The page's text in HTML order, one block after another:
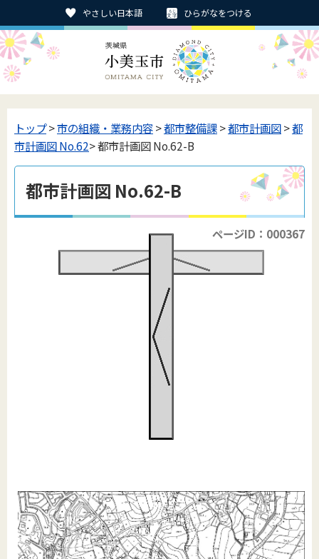
やさしい日本語 ひらがなをつける
トップ>市の組織・業務内容>都市整備課>都市計画図>都
市計画図 No.62> 都市計画図 No.62-B
都市計画図 No.62-B
ページID：000367